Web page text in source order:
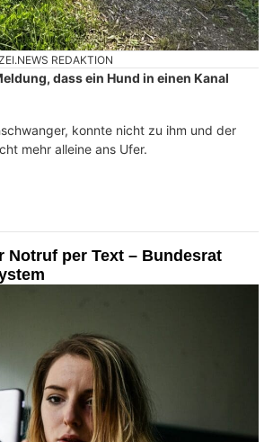
REDAKTION
dass ein Hund in einen Kanal
konnte nicht zu ihm und der
mehr alleine ans Ufer.
Notruf per Text – Bundesrat